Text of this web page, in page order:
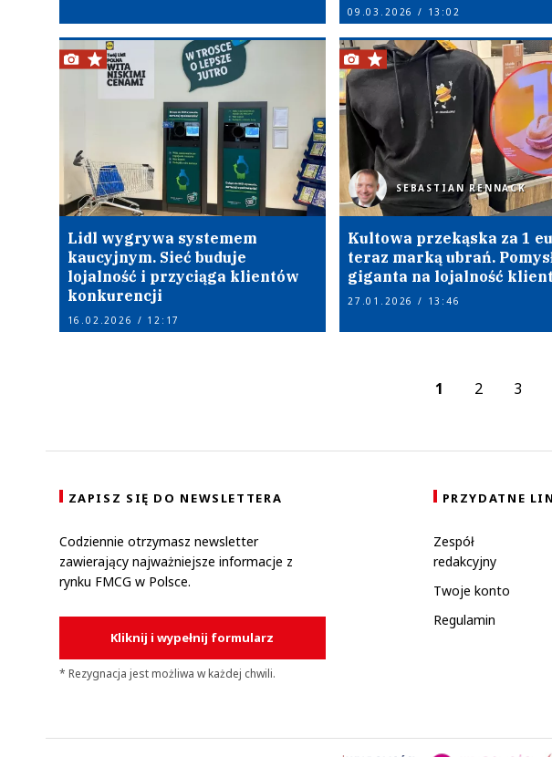
09.03.2026 / 13:02
Lidl wygrywa systemem
kaucyjnym. Sieć buduje
lojalność i przyciąga klientów
konkurencji
16.02.2026 / 12:17
SEBASTIAN RENNACK
Kultowa przekąska za 1
teraz marką ubrań.
giganta na lojalność
27.01.2026 / 13:46
1 2 3
ZAPISZ SIĘ DO NEWSLETTERA
Codziennie otrzymasz newsletter
zawierający najważniejsze informacje z
rynku FMCG w Polsce.
Kliknij i wypełnij formularz
* Rezygnacja jest możliwa w każdej chwili.
PRZYDATNE
Zespół
redakcyjny
Twoje konto
Regulamin